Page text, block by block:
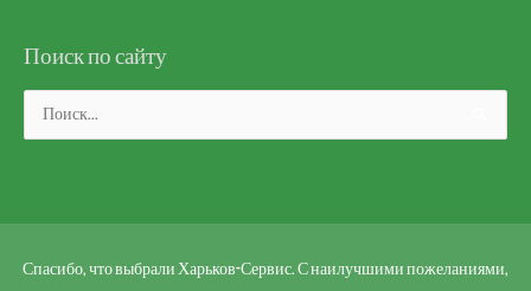
Поиск по сайту
Поиск:
Спасибо, что выбрали Харьков-Сервис. С наилучшими пожеланиями,